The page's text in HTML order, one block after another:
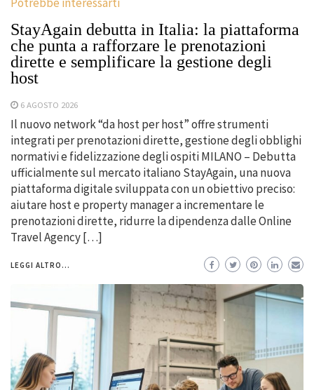
Potrebbe interessarti
StayAgain debutta in Italia: la piattaforma
che punta a rafforzare le prenotazioni
dirette e semplificare la gestione degli
host
6 AGOSTO 2026
Il nuovo network “da host per host” offre strumenti
integrati per prenotazioni dirette, gestione degli obblighi
normativi e fidelizzazione degli ospiti MILANO – Debutta
ufficialmente sul mercato italiano StayAgain, una nuova
piattaforma digitale sviluppata con un obiettivo preciso:
aiutare host e property manager a incrementare le
prenotazioni dirette, ridurre la dipendenza dalle Online
Travel Agency […]
LEGGI ALTRO...